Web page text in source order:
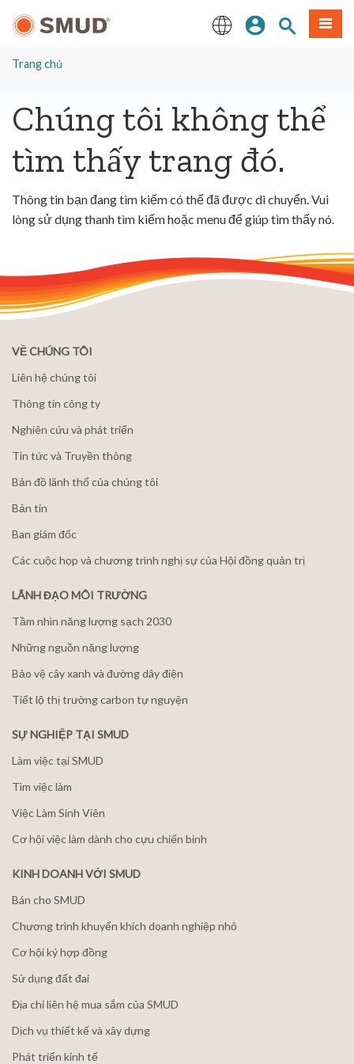
đến
dung
Đăng nhập
Tìm trangThực
Trang chủ
Chúng tôi không thể
tìm thấy trang đó.
Thông tin bạn đang tìm kiếm có thể đã được di chuyển. Vui
lòng sử dụng thanh tìm kiếm hoặc menu để giúp tìm thấy nó.
VỀ CHÚNG TÔI
Liên hệ chúng tôi
Thông tin công ty
Nghiên cứu và phát triển
Tin tức và Truyền thông
Bản đồ lãnh thổ của chúng tôi
Bản tin
Ban giám đốc
Các cuộc họp và chương trình nghị sự của Hội đồng quản trị
LÃNH ĐẠO MÔI TRƯỜNG
Tầm nhìn năng lượng sạch 2030
Những nguồn năng lượng
Bảo vệ cây xanh và đường dây điện
Tiết lộ thị trường carbon tự nguyện
SỰ NGHIỆP TẠI SMUD
Làm việc tại SMUD
Tìm việc làm
Việc Làm Sinh Viên
Cơ hội việc làm dành cho cựu chiến binh
KINH DOANH VỚI SMUD
Bán cho SMUD
Chương trình khuyến khích doanh nghiệp nhỏ
Cơ hội ký hợp đồng
Sử dụng đất đai
Địa chỉ liên hệ mua sắm của SMUD
Dịch vụ thiết kế và xây dựng
Phát triển kinh tế